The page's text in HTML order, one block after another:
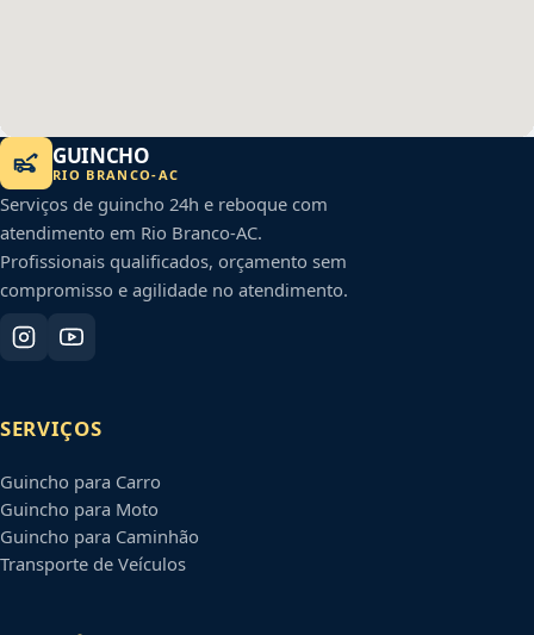
GUINCHO
RIO BRANCO-AC
Serviços de guincho 24h e reboque com
atendimento em Rio Branco-AC.
Profissionais qualificados, orçamento sem
compromisso e agilidade no atendimento.
SERVIÇOS
Guincho para Carro
Guincho para Moto
Guincho para Caminhão
Transporte de Veículos